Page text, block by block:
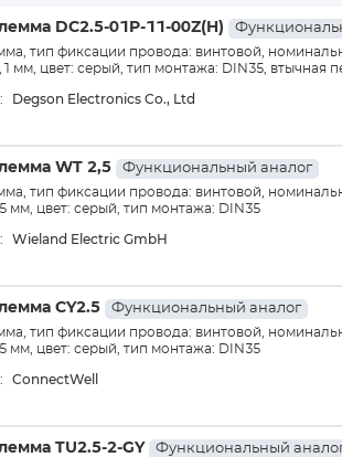
DC2.5-01P-11-00Z(H)
тип фиксации провода: винтовой,
мм, цвет: серый, тип монтажа: DIN35, втычная
Degson Electronics Co., Ltd
WT 2,5 Функциональный аналог
тип фиксации провода: винтовой,
мм, цвет: серый, тип монтажа: DIN35
Wieland Electric GmbH
CY2.5 Функциональный аналог
тип фиксации провода: винтовой,
мм, цвет: серый, тип монтажа: DIN35
ConnectWell
TU2.5-2-GY Функциональный